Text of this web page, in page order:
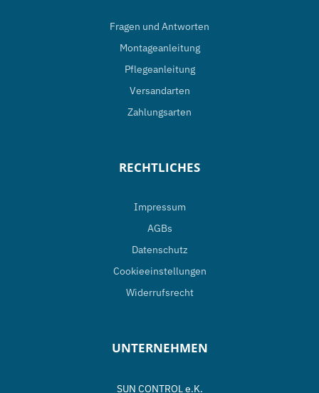
Fragen und Antworten
Montageanleitung
Pflegeanleitung
Versandarten
Zahlungsarten
RECHTLICHES
Impressum
AGBs
Datenschutz
Cookieeinstellungen
Widerrufsrecht
UNTERNEHMEN
SUN CONTROL e.K.